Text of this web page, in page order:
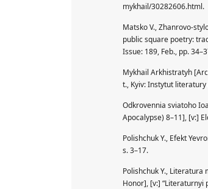
mykhail/30282606.html.
Matsko V., Zhanrovo-
public square poetry:
Issue: 189, Feb., pp.
Mykhail Arkhistratyh
t., Kyiv: Instytut literatury
Odkrovennia sviatoho
Apocalypse) 8–11], [v:]
Polishchuk Y., Efekt
s. 3–17.
Polishchuk Y.,
Honor], [v:] “Literaturnyi